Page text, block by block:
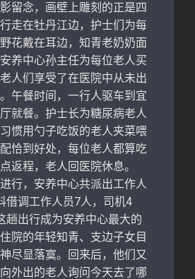
留念，画壁上雕刻的正是四
走在牡丹江边，护士们为每
花戴在耳边，知青老奶奶面
养中心孙主任为每位老人买
人们享受了在医院中从未出
午餐时间，一行人驱车到宜
就餐。护士长为糖尿病老人
惯用勺子吃饭的老人夹菜喂
恰到好处，每位老人都算吃
返程，老人回医院休息。
行，安养中心共派出工作人
借调工作人员7人，司机4
趟出行成为安养中心最大的
院的年轻知青、支边子女目
尽显落寞。回来后，他们又
外出的老人询问今天去了哪